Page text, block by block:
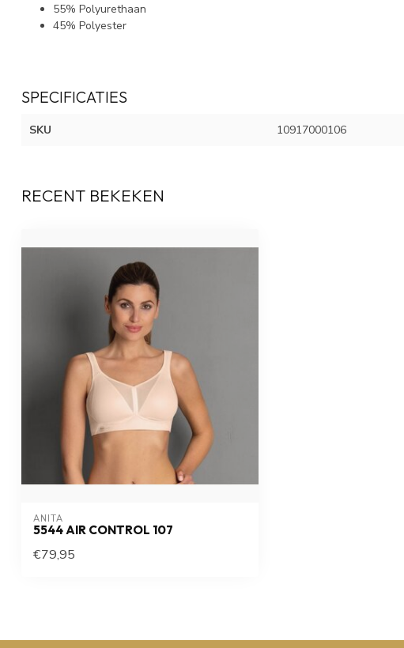
55% Polyurethaan
45% Polyester
SPECIFICATIES
SKU 10917000106
RECENT BEKEKEN
ANITA
5544 AIR CONTROL 107
€79,95